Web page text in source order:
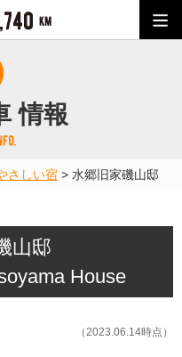
情報
さしい宿 > 水郷旧家磯山邸
山邸
House
（2023.06.14時点）